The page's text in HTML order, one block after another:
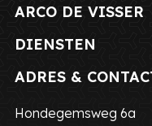
ARCO DE VISSER
DIENSTEN
ADRES &
Hondegemsweg 6a